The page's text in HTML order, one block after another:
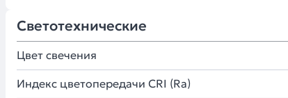
Светотехнические
Цвет свечения
Индекс цветопередачи CRI (Ra)